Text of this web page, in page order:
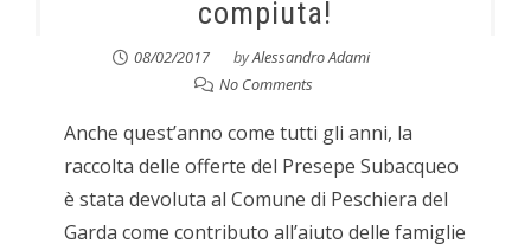
compiuta!
08/02/2017 byAlessandro Adami
No Comments
Anche quest’anno come tutti gli anni, la
raccolta delle offerte del Presepe Subacqueo
è stata devoluta al Comune di Peschiera del
Garda come contributo all’aiuto delle famiglie